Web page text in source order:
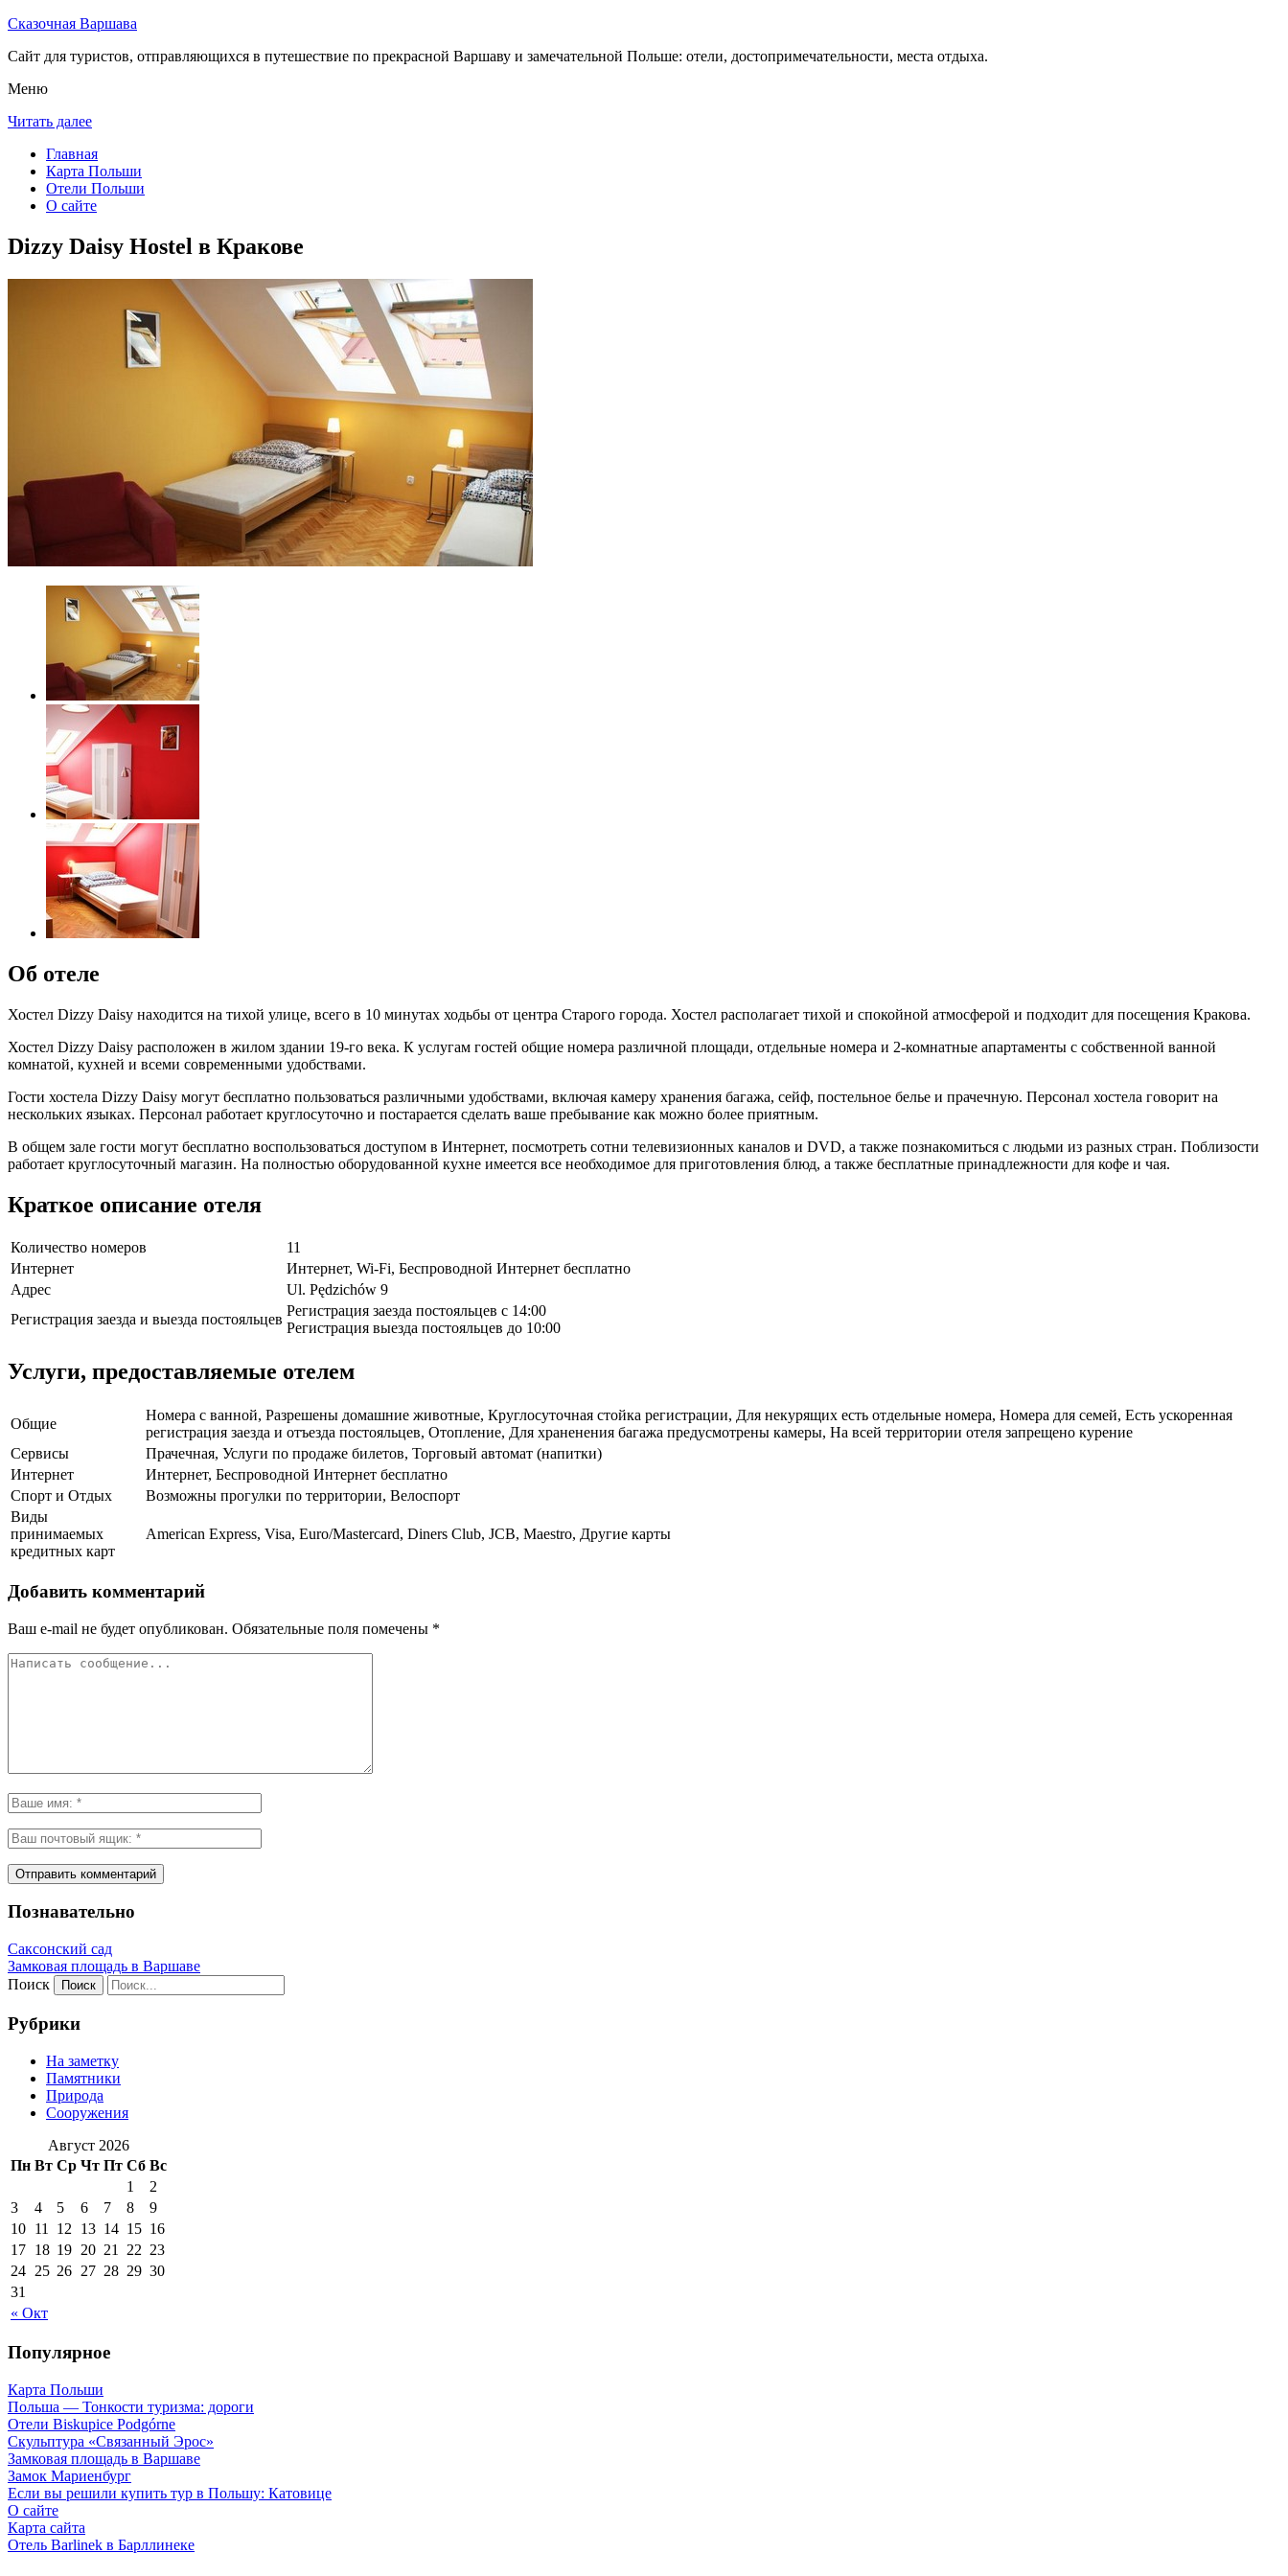
Сказочная Варшава
Сайт для туристов, отправляющихся в путешествие по прекрасной Варшаву и замечательной Польше: отели, достопримечательности, места отдыха.
Меню
Читать далее
Главная
Карта Польши
Отели Польши
О сайте
Dizzy Daisy Hostel в Кракове
Об отеле
Хостел Dizzy Daisy находится на тихой улице, всего в 10 минутах ходьбы от центра Старого города. Хостел располагает тихой и спокойной атмосферой и подходит для посещения Кракова.
Хостел Dizzy Daisy расположен в жилом здании 19-го века. К услугам гостей общие номера различной площади, отдельные номера и 2-комнатные апартаменты с собственной ванной
комнатой, кухней и всеми современными удобствами.
Гости хостела Dizzy Daisy могут бесплатно пользоваться различными удобствами, включая камеру хранения багажа, сейф, постельное белье и прачечную. Персонал хостела говорит на
нескольких языках. Персонал работает круглосуточно и постарается сделать ваше пребывание как можно более приятным.
В общем зале гости могут бесплатно воспользоваться доступом в Интернет, посмотреть сотни телевизионных каналов и DVD, а также познакомиться с людьми из разных стран. Поблизости
работает круглосуточный магазин. На полностью оборудованной кухне имеется все необходимое для приготовления блюд, а также бесплатные принадлежности для кофе и чая.
Краткое описание отеля
Количество номеров
11
Интернет
Интернет, Wi-Fi, Беспроводной Интернет бесплатно
Адрес
Ul. Pędzichów 9
Регистрация заезда и выезда постояльцев
Регистрация заезда постояльцев с 14:00
Регистрация выезда постояльцев до 10:00
Услуги, предоставляемые отелем
Общие
Номера с ванной, Разрешены домашние животные, Круглосуточная стойка регистрации, Для некурящих есть отдельные номера, Номера для семей, Есть ускоренная
регистрация заезда и отъезда постояльцев, Отопление, Для храненения багажа предусмотрены камеры, На всей территории отеля запрещено курение
Сервисы
Прачечная, Услуги по продаже билетов, Торговый автомат (напитки)
Интернет
Интернет, Беспроводной Интернет бесплатно
Спорт и Отдых
Возможны прогулки по территории, Велоспорт
Виды
принимаемых
кредитных карт
American Express, Visa, Euro/Mastercard, Diners Club, JCB, Maestro, Другие карты
Добавить комментарий
Ваш e-mail не будет опубликован. Обязательные поля помечены *
Познавательно
Саксонский сад
Замковая площадь в Варшаве
Поиск
Рубрики
На заметку
Памятники
Природа
Сооружения
Август 2026
Пн Вт Ср Чт Пт Сб Вс
« Окт
1
2
3
4 5 6 7 8
9
10 11 12 13 14 15 16
17 18 19 20 21 22 23
24 25 26 27 28 29 30
31
Популярное
Карта Польши
Польша — Тонкости туризма: дороги
Отели Biskupice Podgórne
Скульптура «Связанный Эрос»
Замковая площадь в Варшаве
Замок Мариенбург
Если вы решили купить тур в Польшу: Катовице
О сайте
Карта сайта
Отель Barlinek в Барллинеке